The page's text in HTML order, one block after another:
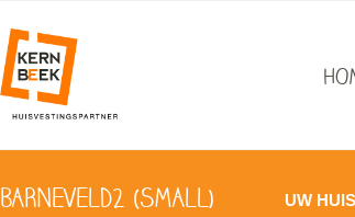
BARNEVELD2 (SMALL) UW